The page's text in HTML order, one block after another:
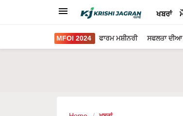
ਖਬਰਾਂ
MFOI 2024 ਫਾਰਮ ਮਸ਼ੀਨਰੀ ਸਫਲਤਾ